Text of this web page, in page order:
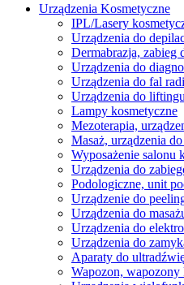
Urządzenia Kosmetyczne
IPL/Lasery
Urządzenia do
Dermabrazja, zabieg
Urządzenia do
Urządzenia do fal
Urządzenia do liftingu
Lampy kosmetyczne
Mezoterapia,
Masaż, urządzenia do
Wyposażenie salonu
Urządzenia do
Podologiczne, unit
Urządzenie do
Urządzenia do
Urządzenia do
Urządzenia do
Aparaty do
Wapozon, wapozony